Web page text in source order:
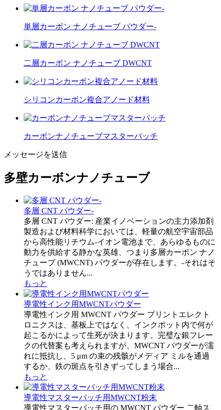
単層カーボン ナノチューブ パウダー-
二層カーボン ナノチューブ DWCNT
シリコンカーボン複合アノード材料
カーボンナノチューブマスターバッチ
メッセージを送信
多壁カーボンナノチューブ
多層 CNT パウダー-
多層 CNT パウダー: 産業イノベーションの主力添加剤
製造および材料科学においては、軽量の航空宇宙部品
から高性能リチウム-イオン電池まで、あらゆるものに
動力を供給する静かな英雄、つまり多層カーボン ナノ
チューブ (MWCNT) パウダーが存在します。-それはそ
うではありません...
もっと
導電性インク用MWCNTパウダー
導電性インク用 MWCNT パウダー プリントエレクト
ロニクスは、基板上ではなく、インクポット内で何が
起こるかによって生死が決まります。完璧な銀フレー
クの代替案も考えられますが、MWCNT パウダーが濡
れに抵抗し、5 μm の束の残骸がメディア ミルを通過
するか、鉄の斑点を引きずってしまう場合...
もっと
導電性マスターバッチ用MWCNT粉末
導電性マスターバッチ用の MWCNT パウダー 二軸ス